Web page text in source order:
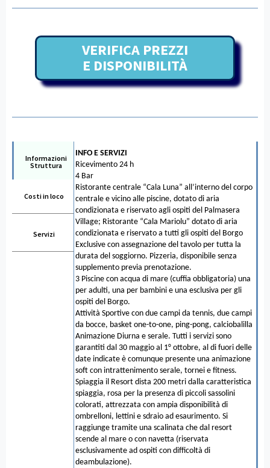
VERIFICA PREZZI
E DISPONIBILITÀ
Informazioni
Struttura
Costi in loco
Servizi
INFO E SERVIZI
Ricevimento 24 h
4 Bar
Ristorante centrale “Cala Luna” all’interno del corpo
centrale e vicino alle piscine, dotato di aria
condizionata e riservato agli ospiti del Palmasera
Village; Ristorante “Cala Mariolu” dotato di aria
condizionata e riservato a tutti gli ospiti del Borgo
Exclusive con assegnazione del tavolo per tutta la
durata del soggiorno. Pizzeria, disponibile senza
supplemento previa prenotazione.
3 Piscine con acqua di mare (cuffia obbligatoria) una
per adulti, una per bambini e una esclusiva per gli
ospiti del Borgo.
Attività Sportive con due campi da tennis, due campi
da bocce, basket one-to-one, ping-pong, calciobalilla
Animazione Diurna e serale. Tutti i servizi sono
garantiti dal 30 maggio al 1° ottobre, al di fuori delle
date indicate è comunque presente una animazione
soft con intrattenimento serale, tornei e fitness.
Spiaggia il Resort dista 200 metri dalla caratteristica
spiaggia, rosa per la presenza di piccoli sassolini
colorati, attrezzata con ampia disponibilità di
ombrelloni, lettini e sdraio ad esaurimento. Si
raggiunge tramite una scalinata che dal resort
scende al mare o con navetta (riservata
esclusivamente ad ospiti con difficoltà di
deambulazione).